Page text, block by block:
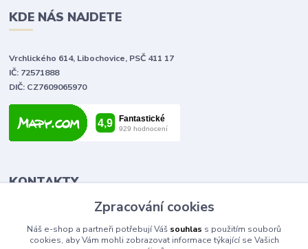
KDE NÁS NAJDETE
Vrchlického 614, Libochovice, PSČ 411 17
IČ: 72571888
DIČ: CZ7609065970
KONTAKTY
Tomáš Vlček
+420 702 090 443
Zpracování cookies
Náš e-shop a partneři potřebují Váš souhlas s použitím souborů
cookies, aby Vám mohli zobrazovat informace týkající se Vašich